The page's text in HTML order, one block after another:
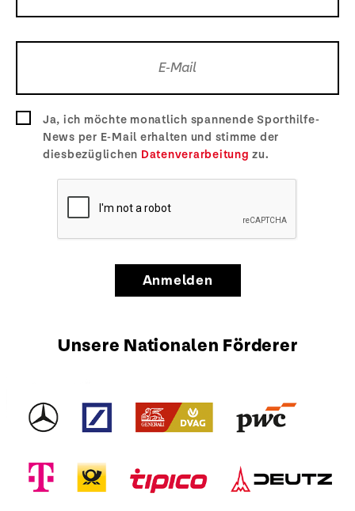
Ja, ich möchte monatlich spannende Sporthilfe-
News per E-Mail erhalten und stimme der
diesbezüglichen Datenverarbeitung zu.
Anmelden
Unsere Nationalen Förderer